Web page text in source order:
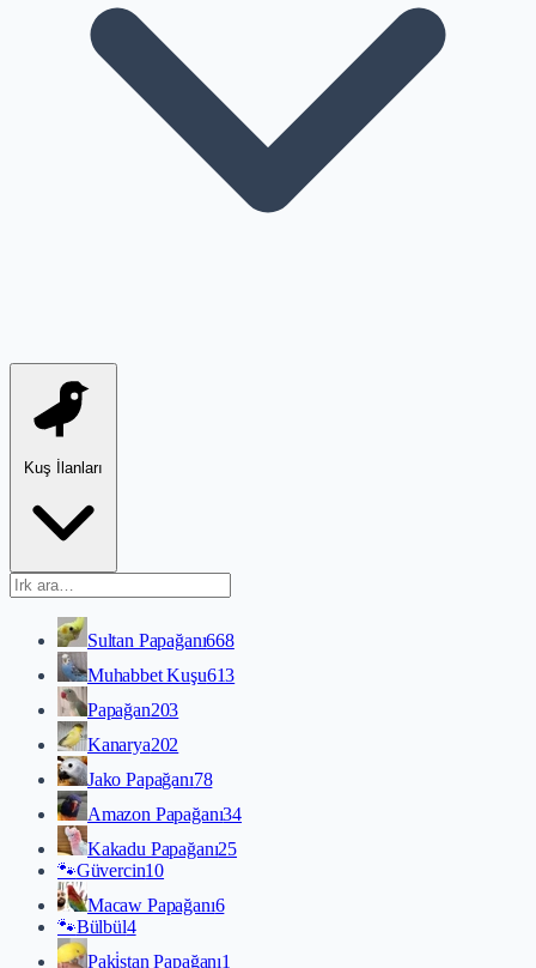
Kuş İlanları
Sultan Papağanı668
Muhabbet Kuşu613
Papağan203
Kanarya202
Jako Papağanı78
Amazon Papağanı34
Kakadu Papağanı25
🐾Güvercin10
Macaw Papağanı6
🐾Bülbül4
Paki̇stan Papağanı1